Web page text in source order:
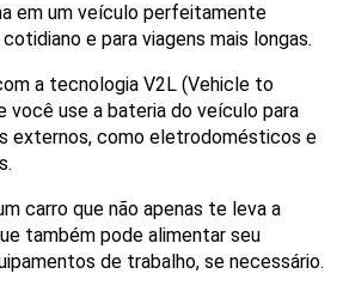
em um veículo perfeitamente
e para viagens mais longas.
a tecnologia V2L (Vehicle to
você use a bateria do veículo para
externos, como eletrodomésticos e
carro que não apenas te leva a
também pode alimentar seu
de trabalho, se necessário.